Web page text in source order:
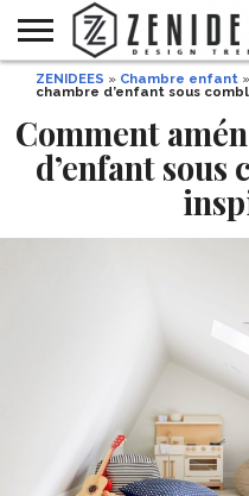
HOME
FÊTE
BEAUTÉ
ZENIDEES » Chambre enfant »
chambre d’enfant sous
Comment
d’enfant sous